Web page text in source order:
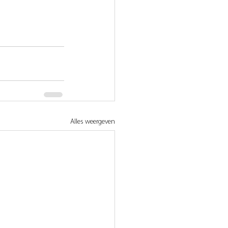
Alles weergeven